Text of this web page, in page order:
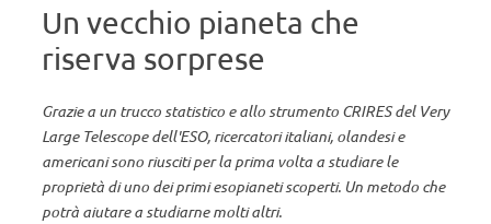
Un vecchio pianeta che
riserva sorprese
Grazie a un trucco statistico e allo strumento CRIRES del Very
Large Telescope dell'ESO, ricercatori italiani, olandesi e
americani sono riusciti per la prima volta a studiare le
proprietà di uno dei primi esopianeti scoperti. Un metodo che
potrà aiutare a studiarne molti altri.